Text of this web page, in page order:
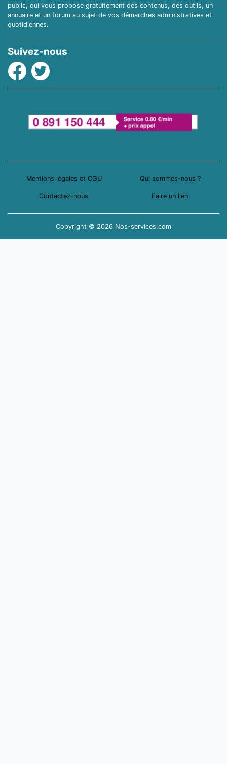
public, qui vous propose gratuitement des contenus, des outils, un
annuaire et un forum au sujet de vos démarches administratives et
quotidiennes.
Suivez-nous
Facebook
Twitter
Mentions légales et CGU Qui sommes-nous ?
Contactez-nous Faire un lien
Copyright © 2026 Nos-services.com